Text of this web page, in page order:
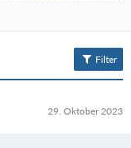
Filter
29. Oktober 2023